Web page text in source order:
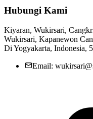
Hubungi Kami
Kiyaran, Wukirsari,
Wukirsari, Kapanewon
Di Yogyakarta, Indonesia,
Email: